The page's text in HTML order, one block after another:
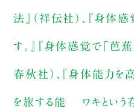
法』（祥伝社）、『身体
す。』『身体感覚で「芭蕉
春秋社）、『身体能力を
を旅する能 ワキという存